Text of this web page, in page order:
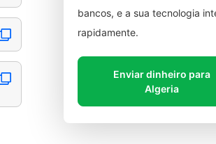
bancos, e a sua tecnologia
rapidamente.
Enviar dinheiro para
Algeria